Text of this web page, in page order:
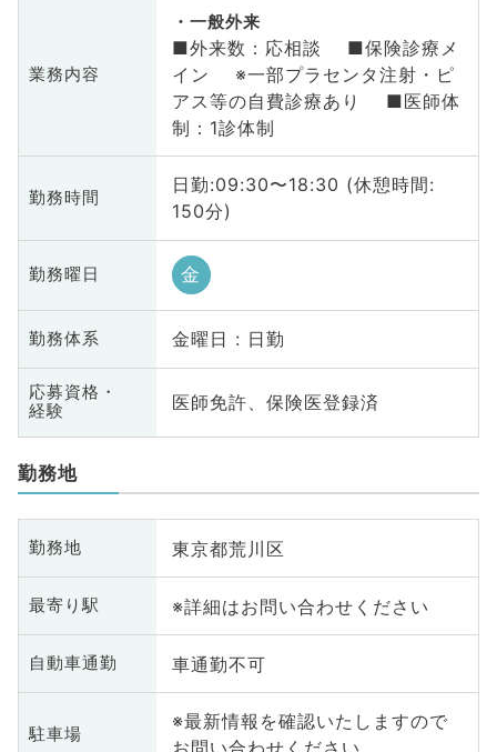
業務内容
一般外来
■外来数：応相談 ■保険診療メ
イン ※一部プラセンタ注射・ピ
アス等の自費診療あり ■医師体
制：1診体制
勤務時間
日勤:09:30〜18:30 (休憩時間:
150分)
勤務曜日 金
勤務体系 金曜日 : 日勤
応募資格・
経験
医師免許、保険医登録済
勤務地
勤務地 東京都荒川区
最寄り駅 ※詳細はお問い合わせください
自動車通勤 車通勤不可
駐車場
※最新情報を確認いたしますので